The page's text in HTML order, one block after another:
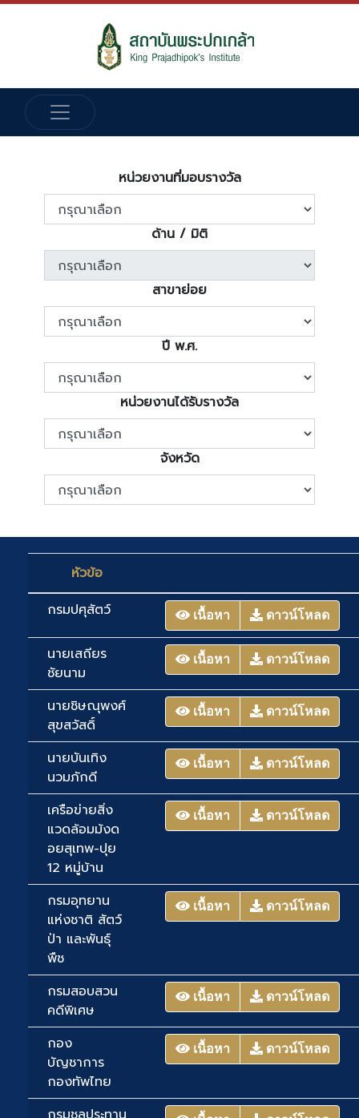
หน่วยงานที่มอบรางวัล
ด้าน / มิติ
สาขาย่อย
ปี พ.ศ.
หน่วยงานได้รับรางวัล
จังหวัด
หัวข้อ
กรมปศุสัตว์
เนื้อหา ดาวน์โหลด
นายเสถียร
ชัยนาม
เนื้อหา ดาวน์โหลด
นายชิษณุพงศ์
สุขสวัสดิ์
เนื้อหา ดาวน์โหลด
นายบันเทิง
นวมภักดี
เนื้อหา ดาวน์โหลด
เครือข่ายสิ่ง
แวดล้อมม้งด
อยสุเทพ-ปุย
12 หมู่บ้าน
เนื้อหา ดาวน์โหลด
กรมอุทยาน
แห่งชาติ สัตว์
ป่า และพันธุ์
พืช
เนื้อหา ดาวน์โหลด
กรมสอบสวน
คดีพิเศษ
เนื้อหา ดาวน์โหลด
กอง
บัญชาการ
กองทัพไทย
เนื้อหา ดาวน์โหลด